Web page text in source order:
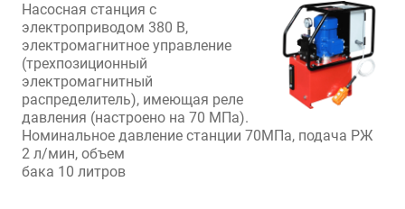
Насосная станция с
электроприводом 380 В,
электромагнитное управление
(трехпозиционный
электромагнитный
распределитель), имеющая реле
давления (настроено на 70 МПа).
Номинальное давление станции 70МПа, подача РЖ
2 л/мин, объем
бака 10 литров